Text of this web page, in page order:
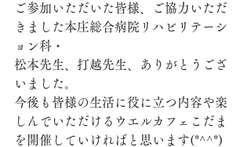
ご参加いただいた皆様、ご協力いただ
きました本庄総合病院リハビリテーシ
ョン科・
松本先生、打越先生、ありがとうござ
いました。
今後も皆様の生活に役に立つ内容や楽
しんでいただけるウエルカフェこだま
を開催していければと思います(*^^*)